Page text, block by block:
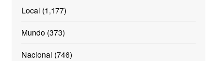
Local (1,177)
Mundo(373)
Nacional (746)